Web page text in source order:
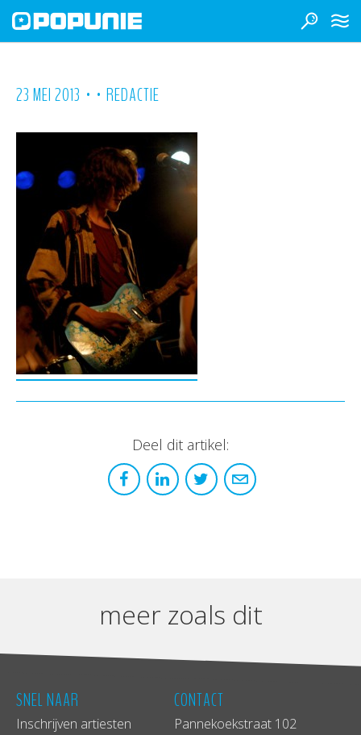
23 MEI 2013 • • REDACTIE
Deel dit artikel:
meer zoals dit
SNEL NAAR
Inschrijven artiesten
CONTACT
Pannekoekstraat 102